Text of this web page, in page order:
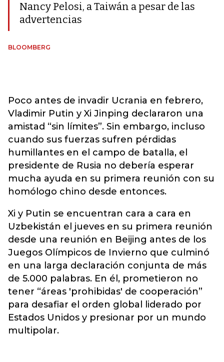
Nancy Pelosi, a Taiwán a pesar de las
advertencias
BLOOMBERG
Poco antes de invadir Ucrania en febrero,
Vladimir Putin y Xi Jinping declararon una
amistad “sin límites”. Sin embargo, incluso
cuando sus fuerzas sufren pérdidas
humillantes en el campo de batalla, el
presidente de Rusia no debería esperar
mucha ayuda en su primera reunión con su
homólogo chino desde entonces.
Xi y Putin se encuentran cara a cara en
Uzbekistán el jueves en su primera reunión
desde una reunión en Beijing antes de los
Juegos Olímpicos de Invierno que culminó
en una larga declaración conjunta de más
de 5.000 palabras. En él, prometieron no
tener “áreas 'prohibidas' de cooperación”
para desafiar el orden global liderado por
Estados Unidos y presionar por un mundo
multipolar.